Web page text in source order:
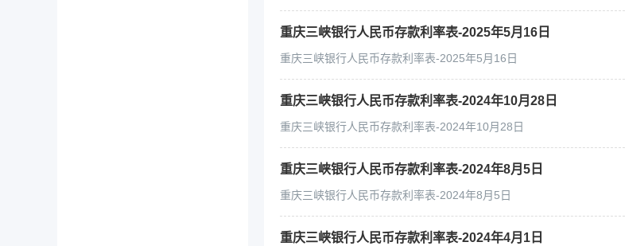
重庆三峡银行人民币存款利率表-2025年5月16日
重庆三峡银行人民币存款利率表-2025年5月16日
重庆三峡银行人民币存款利率表-2024年10月28日
重庆三峡银行人民币存款利率表-2024年10月28日
重庆三峡银行人民币存款利率表-2024年8月5日
重庆三峡银行人民币存款利率表-2024年8月5日
重庆三峡银行人民币存款利率表-2024年4月1日